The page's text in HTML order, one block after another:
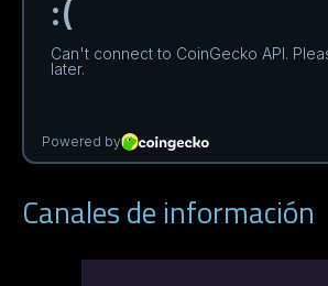
Canales de información